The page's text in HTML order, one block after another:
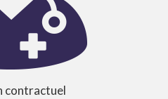
contractuel